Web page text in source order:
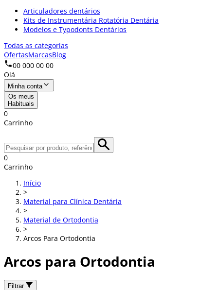
Articuladores dentários
Kits de Instrumentária Rotatória Dentária
Modelos e Typodonts Dentários
Todas as categorias
OfertasMarcasBlog
00 000 00 00
Olá
Minha conta
Os meus
Habituais
0
Carrinho
0
Carrinho
Início
>
Material para Clínica Dentária
>
Material de Ortodontia
>
Arcos Para Ortodontia
Arcos para Ortodontia
Filtrar